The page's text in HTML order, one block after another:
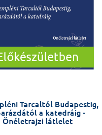
Tarcaltól Budapestig,
a katedráig -
Önéletrajzi látlelet